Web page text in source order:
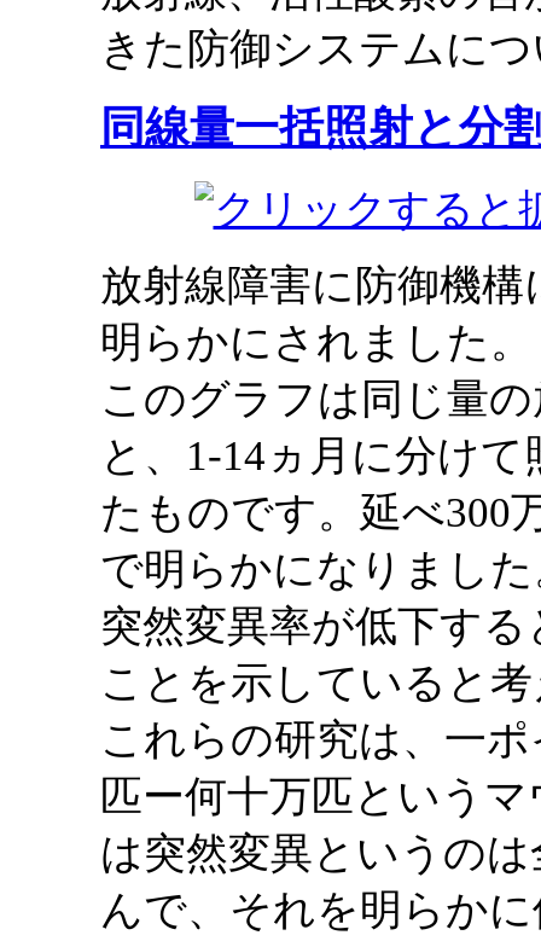
きた防御システムに
同線量一括照射と分
放射線障害に防御機
明らかにされました。
このグラフは同じ量
と、1-14ヵ月に分け
たものです。延べ300
で明らかになりまし
突然変異率が低下す
ことを示していると
これらの研究は、一
匹ー何十万匹という
は突然変異というの
んで、それを明らか